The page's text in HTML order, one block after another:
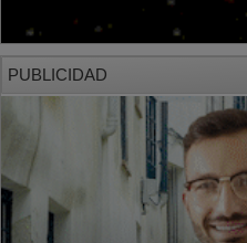
PUBLICIDAD